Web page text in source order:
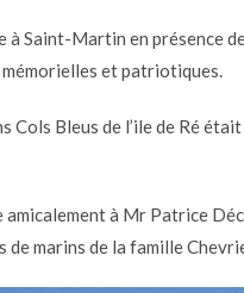
à Saint-Martin en présence
et patriotiques.
Cols Bleus de l’ile de Ré
amicalement à Mr Patrice
de marins de la famille